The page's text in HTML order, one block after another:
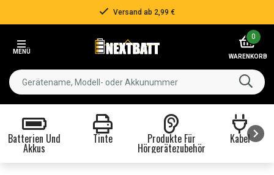
Versand ab 2,99 €
MENÜ
0
WARENKORB
Batterien Und
Akkus
Tinte Produkte Für
Hörgerätezubehör
Kabel